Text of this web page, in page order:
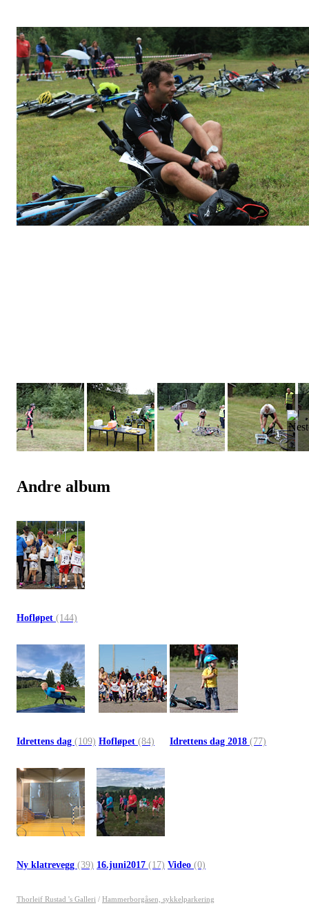
Andre album
Hofløpet (144)
Idrettens dag (109) Hofløpet (84) Idrettens dag 2018 (77)
Ny klatrevegg (39) 16.juni2017 (17) Video (0)
Thorleif Rustad 's Galleri / Hammerborgåsen, sykkelparkering